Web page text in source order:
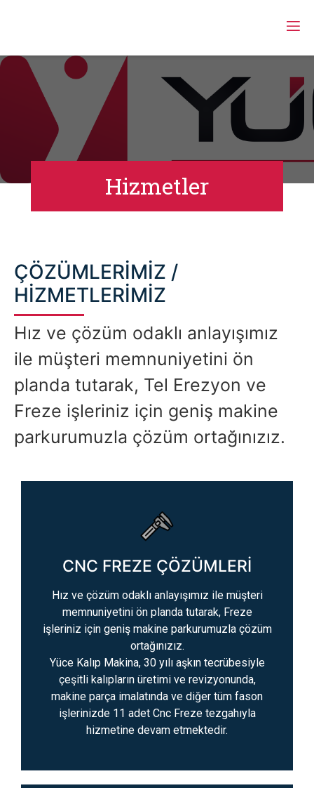
Hizmetler
ÇÖZÜMLERİMİZ /
HİZMETLERİMİZ
Hız ve çözüm odaklı anlayışımız
ile müşteri memnuniyetini ön
planda tutarak, Tel Erezyon ve
Freze işleriniz için geniş makine
parkurumuzla çözüm ortağınızız.
CNC FREZE ÇÖZÜMLERİ
Hız ve çözüm odaklı anlayışımız ile müşteri
memnuniyetini ön planda tutarak, Freze
işleriniz için geniş makine parkurumuzla çözüm
ortağınızız.
Yüce Kalıp Makina, 30 yılı aşkın tecrübesiyle
çeşitli kalıpların üretimi ve revizyonunda,
makine parça imalatında ve diğer tüm fason
işlerinizde 11 adet Cnc Freze tezgahıyla
hizmetine devam etmektedir.